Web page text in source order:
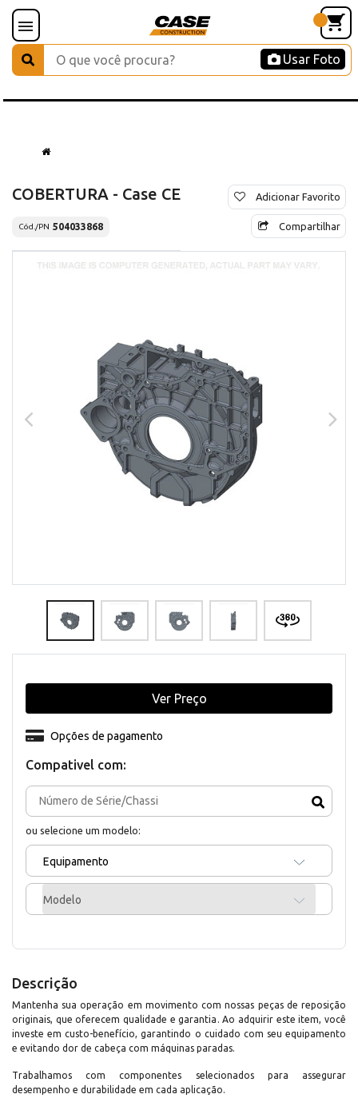
Usar Foto
COBERTURA - Case CE
Cód./PN 504033868
Adicionar Favorito
Compartilhar
Compativel com:
ou selecione um modelo:
Equipamento
Modelo
Opções de pagamento
Ver Preço
Descrição
Mantenha sua operação em movimento com nossas peças de reposição
originais, que oferecem qualidade e garantia. Ao adquirir este item, você
investe em custo-benefício, garantindo o cuidado com seu equipamento
e evitando dor de cabeça com máquinas paradas.
Trabalhamos com componentes selecionados para assegurar
desempenho e durabilidade em cada aplicação.